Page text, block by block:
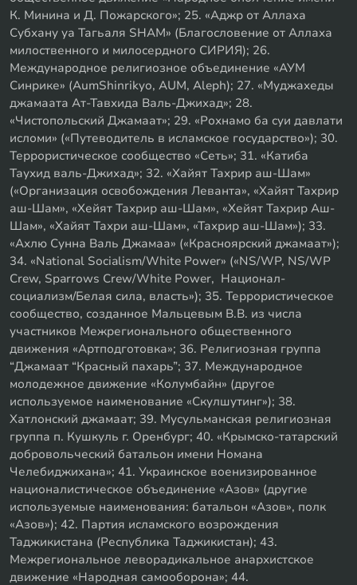
К. Минина и Д. Пожарского»; 25. «Аджр от Аллаха
Субхану уа Тагьаля SHAM» (Благословение от Аллаха
милоственного и милосердного СИРИЯ); 26.
Международное религиозное объединение «АУМ
Синрике» (AumShinrikyo, AUM, Aleph); 27. «Муджахеды
джамаата Ат-Тавхида Валь-Джихад»; 28.
«Чистопольский Джамаат»; 29. «Рохнамо ба суи давлати
исломи» («Путеводитель в исламское государство»); 30.
Террористическое сообщество «Сеть»; 31. «Катиба
Таухид валь-Джихад»; 32. «Хайят Тахрир аш-Шам»
(«Организация освобождения Леванта», «Хайят Тахрир
аш-Шам», «Хейят Тахрир аш-Шам», «Хейят Тахрир Аш-
Шам», «Хайят Тахри аш-Шам», «Тахрир аш-Шам»); 33.
«Ахлю Сунна Валь Джамаа» («Красноярский джамаат»);
34. «National Socialism/White Power» («NS/WP, NS/WP
Crew, Sparrows Crew/White Power, Национал-
социализм/Белая сила, власть»); 35. Террористическое
сообщество, созданное Мальцевым В.В. из числа
участников Межрегионального общественного
движения «Артподготовка»; 36. Религиозная группа
“Джамаат “Красный пахарь”; 37. Международное
молодежное движение «Колумбайн» (другое
используемое наименование «Скулшутинг»); 38.
Хатлонский джамаат; 39. Мусульманская религиозная
группа п. Кушкуль г. Оренбург; 40. «Крымско-татарский
добровольческий батальон имени Номана
Челебиджихана»; 41. Украинское военизированное
националистическое объединение «Азов» (другие
используемые наименования: батальон «Азов», полк
«Азов»); 42. Партия исламского возрождения
Таджикистана (Республика Таджикистан); 43.
Межрегиональное леворадикальное анархистское
движение «Народная самооборона»; 44.